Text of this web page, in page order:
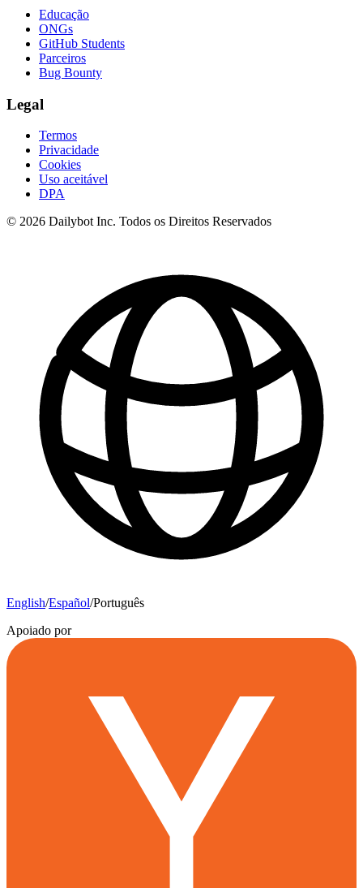
Educação
ONGs
GitHub Students
Parceiros
Bug Bounty
Legal
Termos
Privacidade
Cookies
Uso aceitável
DPA
© 2026 Dailybot Inc. Todos os Direitos Reservados
English/Español/Português
Apoiado por